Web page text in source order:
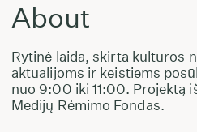
About
Rytinė laida, skirta kultūros
aktualijoms ir keistiems
nuo 9:00 iki 11:00. Projektą
Medijų Rėmimo Fondas.